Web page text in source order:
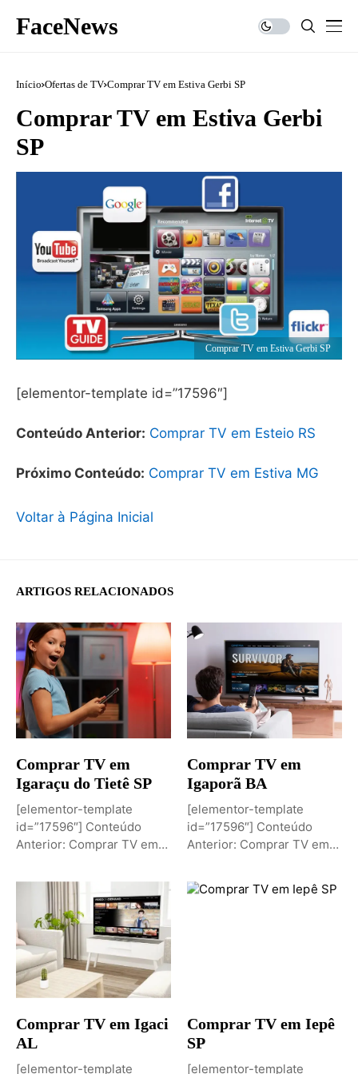
FaceNews
Início Ofertas de TV Comprar TV em Estiva Gerbi SP
Comprar TV em Estiva Gerbi
SP
Comprar TV em Estiva Gerbi SP
[elementor-template id=”17596″]
Conteúdo Anterior: Comprar TV em Esteio RS
Próximo Conteúdo: Comprar TV em Estiva MG
Voltar à Página Inicial
ARTIGOS RELACIONADOS
Comprar TV em
Igaraçu do Tietê SP
[elementor-template
id=”17596″] Conteúdo
Anterior: Comprar TV em
Conteúdo: Sobremesa de...
Comprar TV em
Igaporã BA
[elementor-template
id=”17596″] Conteúdo
Anterior: Comprar TV em
Comprar TV...
Comprar TV em Igaci
AL
[elementor-template
Comprar TV em Iepê
SP
[elementor-template